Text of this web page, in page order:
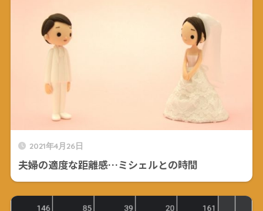
2021年4月26日
夫婦の適度な距離感…ミシェルとの時間